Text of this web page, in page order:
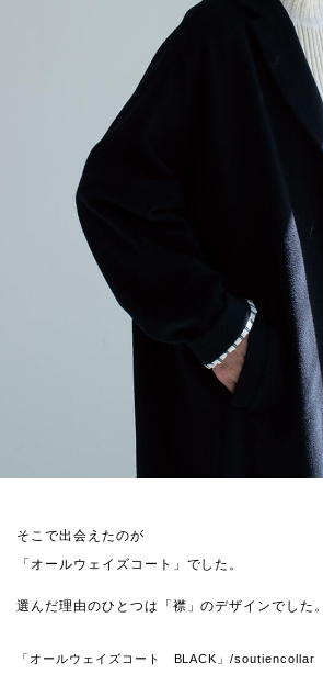
そこで出会えたのが
「オールウェイズコート」でした。
選んだ理由のひとつは「襟」のデザインでした。
「オールウェイズコート BLACK」/soutiencollar